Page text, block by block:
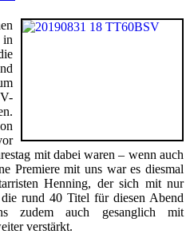
in
mit dabei waren – wenn auch
Premiere mit uns war es diesmal
Henning, der sich mit nur
rund 40 Titel für diesen Abend
zudem auch gesanglich mit
verstärkt.